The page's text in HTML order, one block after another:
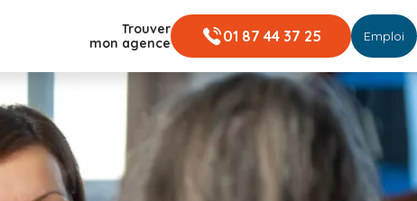
Trouver
mon agence
01 87 44 37 25 Emploi